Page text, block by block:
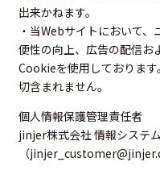
出来かねます。
・当Webサイトにおいて
便性の向上、広告の配信お
Cookieを使用しておりま
切含まれません。
個人情報保護管理責任者
jinjer株式会社 情報システ
（